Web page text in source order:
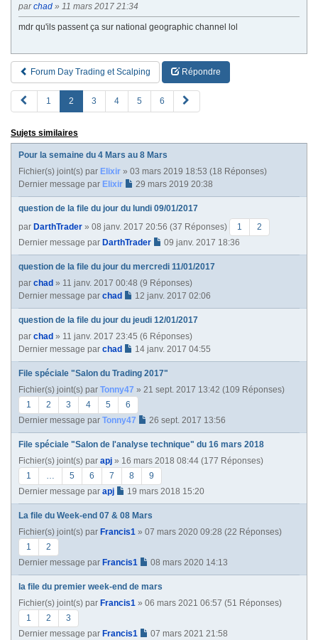
parchad » 11 mars 2017 21:34
mdr qu'ils passent ça sur national geographic channel lol
Forum Day Trading et Scalping Répondre
R
V
1 2 3 4 5 6
u
t
e
Sujets similaires
Pour la semaine du 4 Mars au 8 Mars
Fichier(s) joint(s) par Elixir » 03 mars 2019 18:53 (18 Réponses)
Dernier message par Elixir 29 mars 2019 20:38
question de la file du jour du lundi 09/01/2017
par DarthTrader » 08 janv. 2017 20:56 (37 Réponses) 1
2
Dernier message par DarthTrader 09 janv. 2017 18:36
question de la file du jour du mercredi 11/01/2017
par chad » 11 janv. 2017 00:48 (9 Réponses)
Dernier message par chad 12 janv. 2017 02:06
question de la file du jour du jeudi 12/01/2017
par chad » 11 janv. 2017 23:45 (6 Réponses)
Dernier message par chad 14 janv. 2017 04:55
File spéciale "Salon du Trading 2017"
Fichier(s) joint(s) par Tonny47 » 21 sept. 2017 13:42 (109 Réponses)
1
2 3 4 5
6
Dernier message par Tonny47 26 sept. 2017 13:56
File spéciale "Salon de l'analyse technique" du 16 mars 2018
Fichier(s) joint(s) par apj » 16 mars 2018 08:44 (177 Réponses)
1
5 6 7 8
9
Dernier message par apj 19 mars 2018 15:20
La file du Week-end 07 & 08 Mars
Fichier(s) joint(s) par Francis1 » 07 mars 2020 09:28 (22 Réponses)
1
2
Dernier message par Francis1 08 mars 2020 14:13
la file du premier week-end de mars
Fichier(s) joint(s) par Francis1 » 06 mars 2021 06:57 (51 Réponses)
1
2
3
Dernier message par Francis1 07 mars 2021 21:58